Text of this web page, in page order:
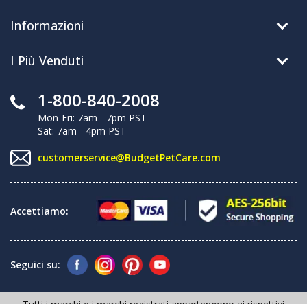
Informazioni
I Più Venduti
1-800-840-2008
Mon-Fri: 7am - 7pm PST
Sat: 7am - 4pm PST
customerservice@BudgetPetCare.com
Accettiamo:
Seguici su: